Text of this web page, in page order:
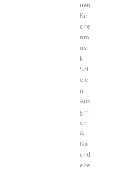
uen
Kir
che
nm
usi
k
Spi
ele
n
Aus
geh
en
&
Na
chtl
ebe